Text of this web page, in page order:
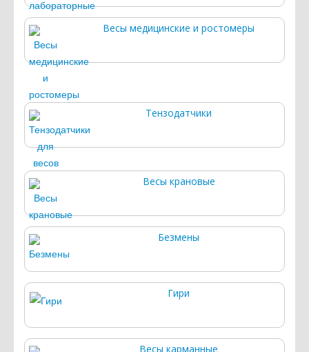
Весы медицинские и ростомеры
Тензодатчики
Весы крановые
Безмены
Гири
Весы карманные